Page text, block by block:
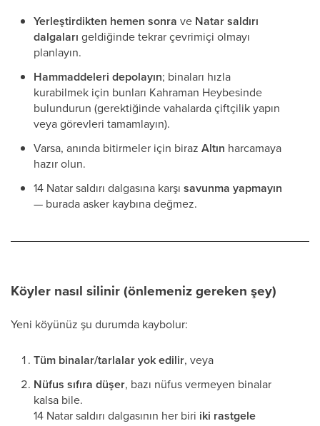
Yerleştirdikten hemen sonra ve Natar saldırı
dalgaları geldiğinde tekrar çevrimiçi olmayı
planlayın.
Hammaddeleri depolayın; binaları hızla
kurabilmek için bunları Kahraman Heybesinde
bulundurun (gerektiğinde vahalarda çiftçilik yapın
veya görevleri tamamlayın).
Varsa, anında bitirmeler için biraz Altın harcamaya
hazır olun.
14 Natar saldırı dalgasına karşı savunma yapmayın
— burada asker kaybına değmez.
Köyler nasıl silinir (önlemeniz gereken şey)
Yeni köyünüz şu durumda kaybolur:
Tüm binalar/tarlalar yok edilir, veya
Nüfus sıfıra düşer, bazı nüfus vermeyen binalar
kalsa bile.
14 Natar saldırı dalgasının her biri iki rastgele